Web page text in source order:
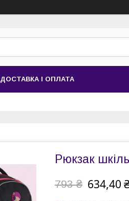
ДОСТАВКА І ОПЛАТА
Рюкзак
793 ₴ 634,40